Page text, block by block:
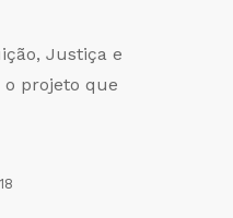
Justiça e
o projeto que